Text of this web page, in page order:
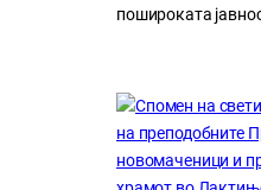
пошироката